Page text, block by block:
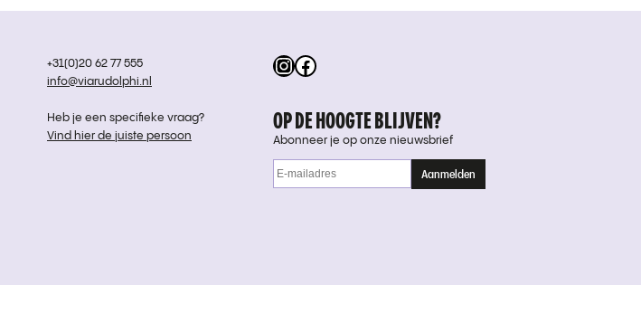
Instagram
Facebook
+31(0)20 62 77 555
info@viarudolphi.nl
Heb je een specifieke vraag?
Vind hier de juiste persoon
OP DE HOOGTE BLIJVEN?
Abonneer je op onze nieuwsbrief